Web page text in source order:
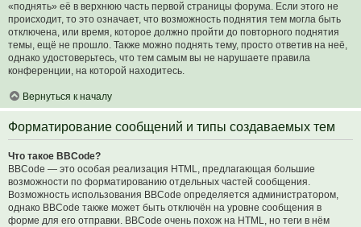
«поднять» её в верхнюю часть первой страницы форума. Если этого не
происходит, то это означает, что возможность поднятия тем могла быть
отключена, или время, которое должно пройти до повторного поднятия
темы, ещё не прошло. Также можно поднять тему, просто ответив на неё,
однако удостоверьтесь, что тем самым вы не нарушаете правила
конференции, на которой находитесь.
Вернуться к началу
Форматирование сообщений и типы создаваемых тем
Что такое BBCode?
BBCode — это особая реализация HTML, предлагающая большие
возможности по форматированию отдельных частей сообщения.
Возможность использования BBCode определяется администратором,
однако BBCode также может быть отключён на уровне сообщения в
форме для его отправки. BBCode очень похож на HTML, но теги в нём